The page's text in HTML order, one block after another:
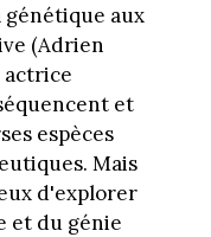
génétique aux
(Adrien
actrice
et
espèces
Mais
d'explorer
et du génie